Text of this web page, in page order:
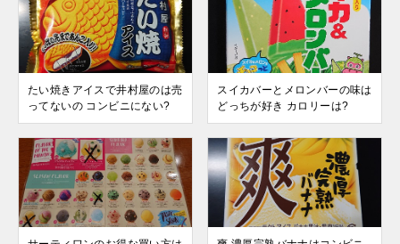
たい焼きアイスで井村屋のは売
ってないの コンビニにない?
スイカバーとメロンバーの味は
どっちが好き カロリーは?